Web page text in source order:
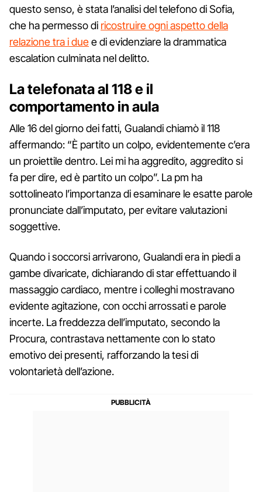
questo senso, è stata l’analisi del telefono di Sofia,
che ha permesso di ricostruire ogni aspetto della
relazione tra i duee di evidenziare la drammatica
escalation culminata nel delitto.
La telefonata al 118 e il
comportamento in aula
Alle 16 del giorno dei fatti, Gualandi chiamò il 118
affermando: “È partito un colpo, evidentemente c’era
un proiettile dentro. Lei mi ha aggredito, aggredito si
fa per dire, ed è partito un colpo”. La pm ha
sottolineato l’importanza di esaminare le esatte parole
pronunciate dall’imputato, per evitare valutazioni
soggettive.
Quando i soccorsi arrivarono, Gualandi era in piedi a
gambe divaricate, dichiarando di star effettuando il
massaggio cardiaco, mentre i colleghi mostravano
evidente agitazione, con occhi arrossati e parole
incerte. La freddezza dell’imputato, secondo la
Procura, contrastava nettamente con lo stato
emotivo dei presenti, rafforzando la tesi di
volontarietà dell’azione.